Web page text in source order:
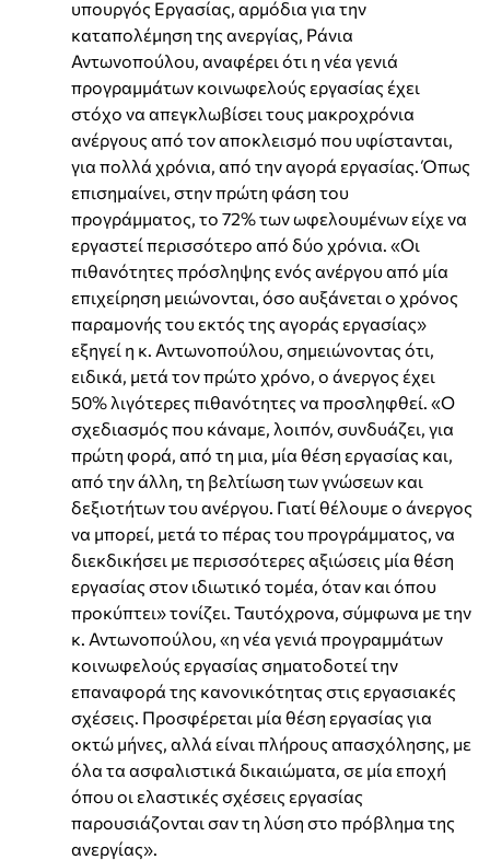
υπουργός Εργασίας, αρμόδια για την
καταπολέμηση της ανεργίας, Ράνια
Αντωνοπούλου, αναφέρει ότι η νέα γενιά
προγραμμάτων κοινωφελούς εργασίας έχει
στόχο να απεγκλωβίσει τους μακροχρόνια
ανέργους από τον αποκλεισμό που υφίστανται,
για πολλά χρόνια, από την αγορά εργασίας. Όπως
επισημαίνει, στην πρώτη φάση του
προγράμματος, το 72% των ωφελουμένων είχε να
εργαστεί περισσότερο από δύο χρόνια. «Οι
πιθανότητες πρόσληψης ενός ανέργου από μία
επιχείρηση μειώνονται, όσο αυξάνεται ο χρόνος
παραμονής του εκτός της αγοράς εργασίας»
εξηγεί η κ. Αντωνοπούλου, σημειώνοντας ότι,
ειδικά, μετά τον πρώτο χρόνο, ο άνεργος έχει
50% λιγότερες πιθανότητες να προσληφθεί. «Ο
σχεδιασμός που κάναμε, λοιπόν, συνδυάζει, για
πρώτη φορά, από τη μια, μία θέση εργασίας και,
από την άλλη, τη βελτίωση των γνώσεων και
δεξιοτήτων του ανέργου. Γιατί θέλουμε ο άνεργος
να μπορεί, μετά το πέρας του προγράμματος, να
διεκδικήσει με περισσότερες αξιώσεις μία θέση
εργασίας στον ιδιωτικό τομέα, όταν και όπου
προκύπτει» τονίζει. Ταυτόχρονα, σύμφωνα με την
κ. Αντωνοπούλου, «η νέα γενιά προγραμμάτων
κοινωφελούς εργασίας σηματοδοτεί την
επαναφορά της κανονικότητας στις εργασιακές
σχέσεις. Προσφέρεται μία θέση εργασίας για
οκτώ μήνες, αλλά είναι πλήρους απασχόλησης, με
όλα τα ασφαλιστικά δικαιώματα, σε μία εποχή
όπου οι ελαστικές σχέσεις εργασίας
παρουσιάζονται σαν τη λύση στο πρόβλημα της
ανεργίας».